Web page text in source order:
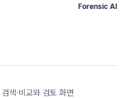
Forensic AI
색·비교와 검토 화면